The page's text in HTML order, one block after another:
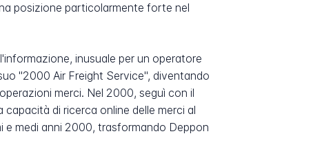
posizione particolarmente forte nel
inusuale per un operatore
"2000 Air Freight Service", diventando
merci. Nel 2000, seguì con il
di ricerca online delle merci al
e medi anni 2000, trasformando Deppon